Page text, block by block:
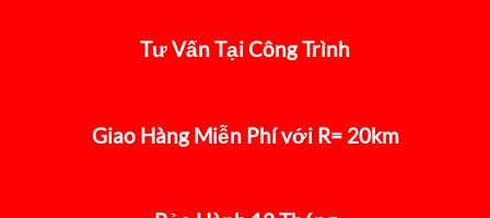
Tư Vấn Tại Công Trình
Giao Hàng Miễn Phí với R= 20km